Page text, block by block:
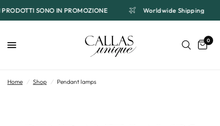
PRODOTTI SONO IN PROMOZIONE Worldwide Shipping
0
Home / Shop / Pendant lamps